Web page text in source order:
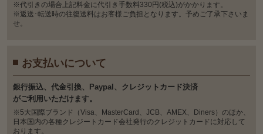
※代引きの場合上記料金に代引き手数料330円(税込)がかかります。
※返送･転送時の往復送料はお客様ご負担となります。予めご了承下さいま
せ。
お支払いについて
銀⾏振込、代⾦引換、Paypal、クレジットカード決済
がご利⽤いただけます。
※5大国際ブランド（Visa、MasterCard、JCB、AMEX、Diners）のほか、
日本国内の各種クレジートカード会社発行のクレジットカードに対応して
おります。